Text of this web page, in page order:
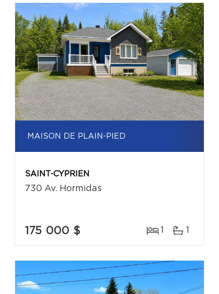
MAISON DE PLAIN-PIED
SAINT-CYPRIEN
730 Av. Hormidas
175 000 $ 1 1